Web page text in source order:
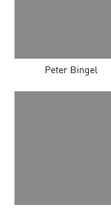
Peter Bingel